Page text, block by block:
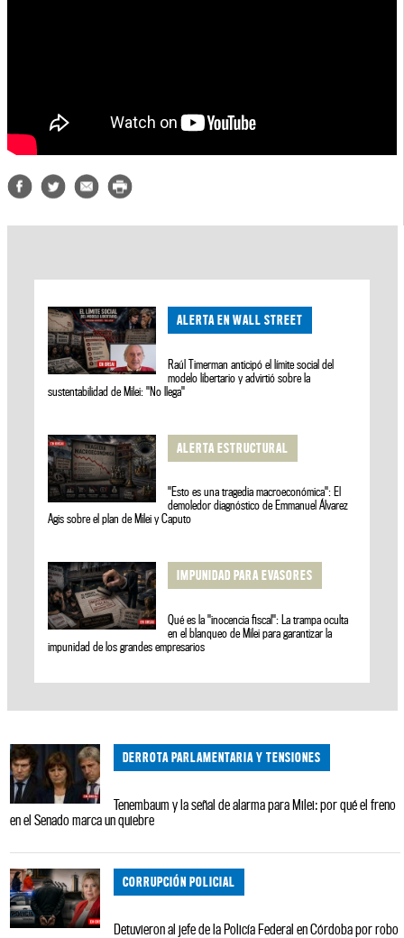
ALERTA EN WALL STREET
Raúl Timerman anticipó el límite social del
modelo libertario y advirtió sobre la
sustentabilidad de Milei: "No llega"
ALERTA ESTRUCTURAL
"Esto es una tragedia macroeconómica": El
demoledor diagnóstico de Emmanuel Álvarez
Agis sobre el plan de Milei y Caputo
IMPUNIDAD PARA EVASORES
Qué es la "inocencia fiscal": La trampa oculta
en el blanqueo de Milei para garantizar la
impunidad de los grandes empresarios
DERROTA PARLAMENTARIA Y TENSIONES
Tenembaum y la señal de alarma para Milei: por qué el freno
en el Senado marca un quiebre
CORRUPCIÓN POLICIAL
Detuvieron al jefe de la Policía Federal en Córdoba por robo